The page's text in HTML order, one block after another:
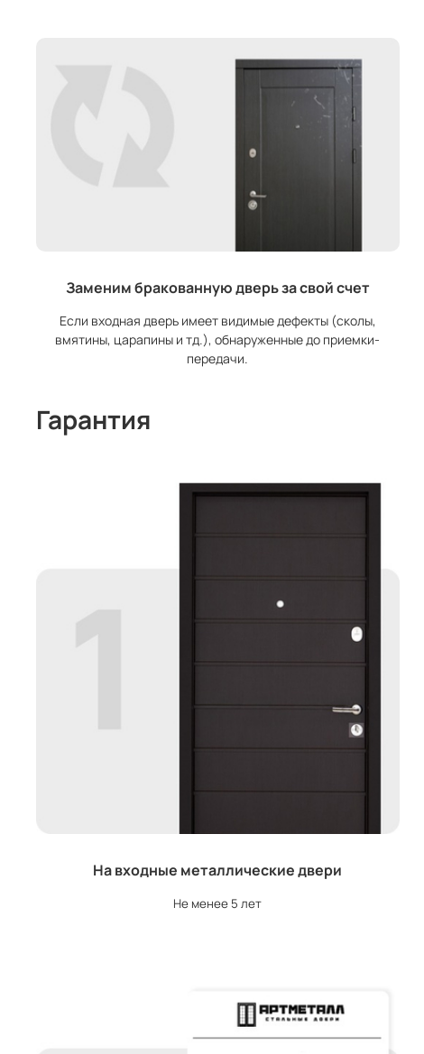
Заменим бракованную дверь за свой счет
Если входная дверь имеет видимые дефекты (сколы,
вмятины, царапины и тд.), обнаруженные до приемки-
передачи.
Гарантия
На входные металлические двери
Не менее 5 лет